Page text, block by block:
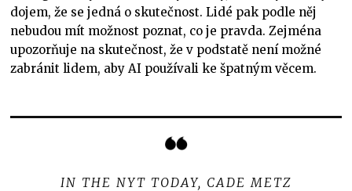
dojem, že se jedná o skutečnost. Lidé pak podle něj
nebudou mít možnost poznat, co je pravda. Zejména
upozorňuje na skutečnost, že v podstatě není možné
zabránit lidem, aby AI používali ke špatným věcem.
IN THE NYT TODAY, CADE METZ